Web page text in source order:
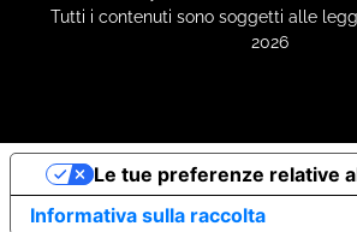
Tutti i contenuti sono soggetti alle
2026
Informativa sulla raccolta
Le tue preferenze relative